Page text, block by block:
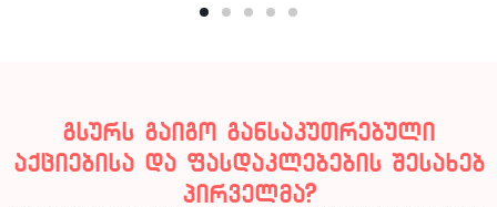
გსურს გაიგო განსაკუთრებული
აქციებისა და ფასდაკლებების შესახებ
პირველმა?